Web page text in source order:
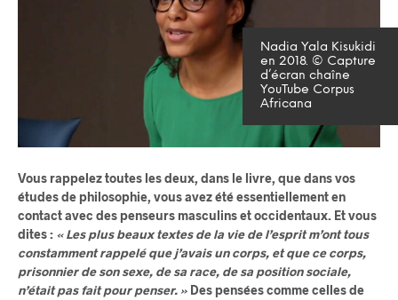
Nadia Yala Kisukidi
en 2018. © Capture
d’écran chaîne
YouTube Corpus
Africana
Vous rappelez toutes les deux, dans le livre, que dans vos
études de philosophie, vous avez été essentiellement en
contact avec des penseurs masculins et occidentaux. Et vous
dites : « Les plus beaux textes de la vie de l’esprit m’ont tous
constamment rappelé que j’avais un corps, et que ce corps,
prisonnier de son sexe, de sa race, de sa position sociale,
n’était pas fait pour penser. » Des pensées comme celles de